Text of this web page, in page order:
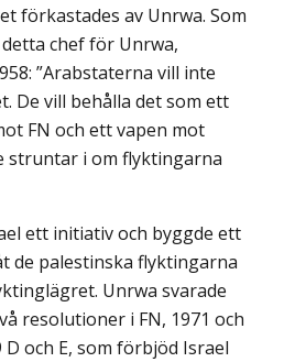
förkastades av Unrwa. Som
chef för Unrwa,
”Arabstaterna vill inte
De vill behålla det som ett
FN och ett vapen mot
struntar i om flyktingarna
ett initiativ och byggde ett
de palestinska flyktingarna
Unrwa svarade
resolutioner i FN, 1971 och
och E, som förbjöd Israel